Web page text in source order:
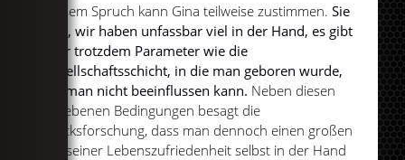
Diesem Spruch kann Gina teilweise zustimmen.Sie
sagt, wir haben unfassbar viel in der Hand, es gibt
aber trotzdem Parameter wie die
Gesellschaftsschicht, in die man geboren wurde,
die man nicht beeinflussen kann. Neben diesen
gegebenen Bedingungen besagt die
Glücksforschung, dass man dennoch einen großen
Teil seiner Lebenszufriedenheit selbst in der Hand